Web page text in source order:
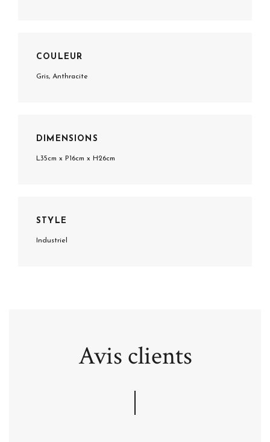
COULEUR
Gris, Anthracite
DIMENSIONS
L35cm x P16cm x H26cm
STYLE
Industriel
Avis clients